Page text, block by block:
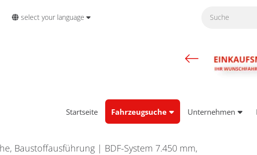
select your language
Startseite Fahrzeugsuche Unternehmen
Baustoffausführung | BDF-System 7.450 mm,